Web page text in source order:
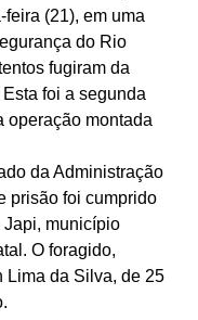
(21), em uma
do Rio
fugiram da
foi a segunda
operação montada
da Administração
prisão foi cumprido
Japi, município
O foragido,
Lima da Silva, de 25